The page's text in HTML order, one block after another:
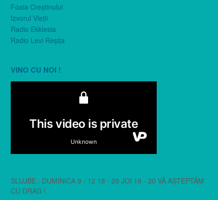
Foaia Creştinului
Izvorul Vieţii
Radio Ekklesia
Radio Levi Reşiţa
VINO CU NOI !
SLUJBE : DUMINICA 9 - 12 18 - 20 JOI 18 - 20 VĂ AȘTEPTĂM
CU DRAG !